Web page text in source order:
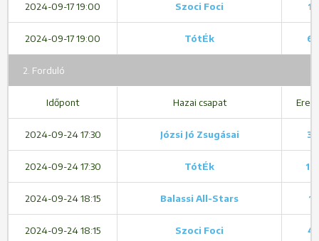
2024-09-17 19:00 Szoci Foci 1
2024-09-17 19:00 TótÉk 6
2. Forduló
Időpont Hazai csapat
2024-09-24 17:30 Józsi Jó Zsugásai 3
2024-09-24 17:30 TótÉk 12
2024-09-24 18:15 Balassi All-Stars 1
2024-09-24 18:15 Szoci Foci 4